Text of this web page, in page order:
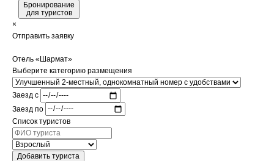
Бронирование
для туристов
×
Отправить заявку
Отель «Шармат»
Выберите категорию размещения
Заезд с
Заезд по
Список туристов
Добавить туриста